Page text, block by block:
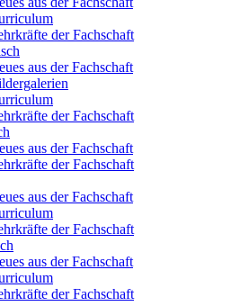
der Fachschaft
aus der Fachschaft
der Fachschaft
aus der Fachschaft
der Fachschaft
aus der Fachschaft
der Fachschaft
aus der Fachschaft
der Fachschaft